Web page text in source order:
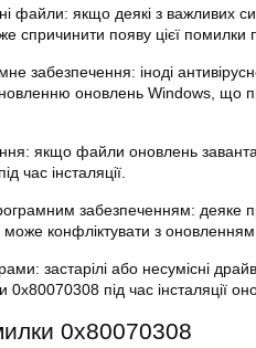
файли: якщо деякі з важливих
спричинити появу цієї помилки
забезпечення: іноді
оновлень Windows, що
якщо файли оновлень
час інсталяції.
забезпеченням: деяке
може конфліктувати з
застарілі або несумісні
під час інсталяції
0x80070308